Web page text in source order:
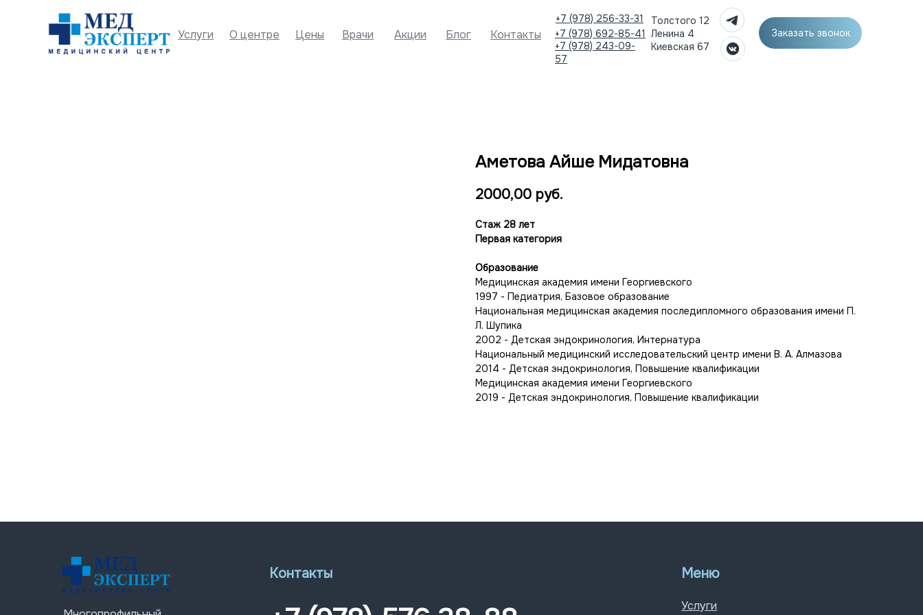
Заказать звонок
Услуги О центре Цены Врачи Акции Блог Контакты
+7 (978) 256-33-31
+7 (978) 692-85-41
+7 (978) 243-09-
57
Толстого 12
Ленина 4
Киевская 67
Аметова Айше Мидатовна
2000,00 руб.
Стаж 28 лет
Первая категория
Образование
Медицинская академия имени Георгиевского
1997 - Педиатрия, Базовое образование
Национальная медицинская академия последипломного образования имени П.
Л. Шупика
2002 - Детская эндокринология, Интернатура
Национальный медицинский исследовательский центр имени В. А. Алмазова
2014 - Детская эндокpинология, Повышение квалификации
Медицинская академия имени Георгиевского
2019 - Детская эндокринология, Повышение квалификации
Контакты Меню
Услуги